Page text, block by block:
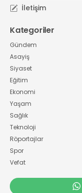
İletişim
Kategoriler
Gündem
Asayiş
Siyaset
Eğitim
Ekonomi
Yaşam
Sağlık
Teknoloji
Röportajlar
Spor
Vefat